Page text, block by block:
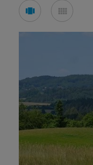
Voir
en
en